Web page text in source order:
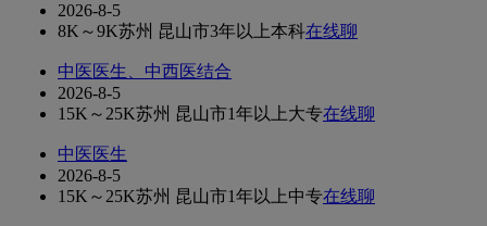
2026-8-5
8K～9K苏州 昆山市3年以上本科在线聊
中医医生、中西医结合
2026-8-5
15K～25K苏州 昆山市1年以上大专在线聊
中医医生
2026-8-5
15K～25K苏州 昆山市1年以上中专在线聊